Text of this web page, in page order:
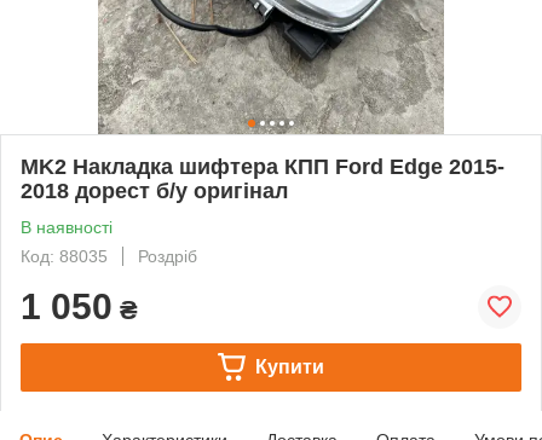
MK2 Накладка шифтера КПП Ford Edge 2015-
2018 дорест б/у оригінал
В наявності
Код: 88035
Роздріб
1 050 ₴
Купити